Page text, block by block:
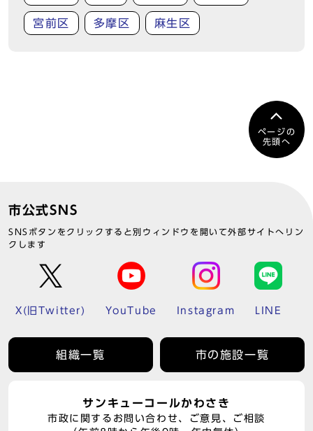
宮前区 多摩区 麻生区
ページの
先頭へ
市公式SNS
SNSボタンをクリックすると別ウィンドウを開いて外部サイトへリン
クします
X(旧Twitter) YouTube Instagram LINE
組織一覧 市の施設一覧
サンキューコールかわさき
市政に関するお問い合わせ、ご意見、ご相談